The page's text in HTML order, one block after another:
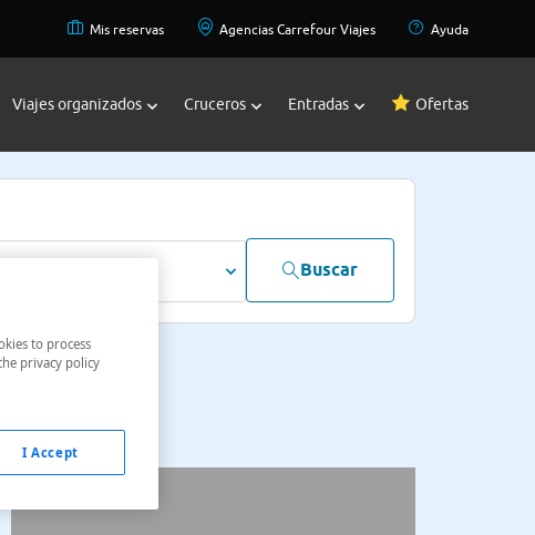
Mis reservas Agencias Carrefour Viajes Ayuda
Viajes organizados Cruceros Entradas Ofertas
Buscar
to process
privacy policy
I Accept